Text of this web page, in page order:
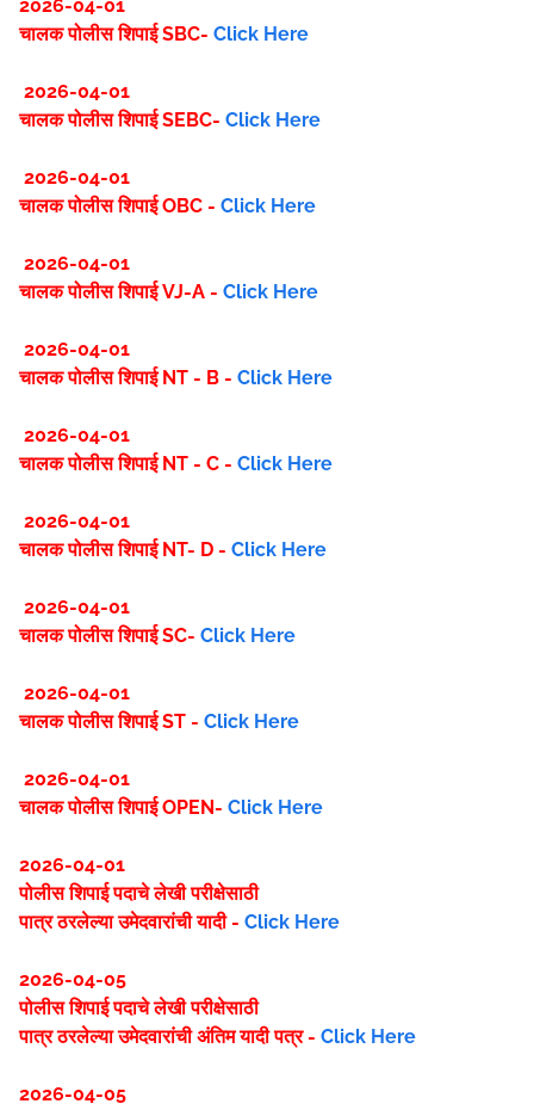
2026-04-01
चालक पोलीस शिपाई SBC- Click Here
2026-04-01
चालक पोलीस शिपाई SEBC- Click Here
2026-04-01
चालक पोलीस शिपाई OBC - Click Here
2026-04-01
चालक पोलीस शिपाई VJ-A - Click Here
2026-04-01
चालक पोलीस शिपाई NT - B - Click Here
2026-04-01
चालक पोलीस शिपाई NT - C - Click Here
2026-04-01
चालक पोलीस शिपाई NT- D - Click Here
2026-04-01
चालक पोलीस शिपाई SC- Click Here
2026-04-01
चालक पोलीस शिपाई ST - Click Here
2026-04-01
चालक पोलीस शिपाई OPEN- Click Here
2026-04-01
पोलीस शिपाई पदाचे लेखी परीक्षेसाठी
पात्र ठरलेल्या उमेदवारांची यादी - Click Here
2026-04-05
पोलीस शिपाई पदाचे लेखी परीक्षेसाठी
पात्र ठरलेल्या उमेदवारांची अंतिम यादी पत्र - Click Here
2026-04-05